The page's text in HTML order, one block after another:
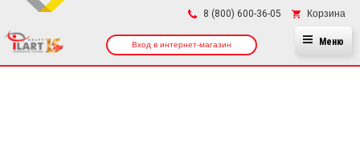
8 (800) 600-36-05 Корзина
Вход в интернет-магазин Меню
×